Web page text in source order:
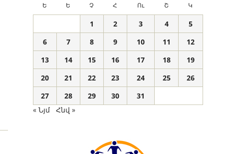
Ե Ե Չ Հ Ու Շ Կ
1 2 3 4
5
6
7 8 9 10 11
12
13
14 15 16 17 18
19
20
21 22 23 24 25
26
27
28 29 30
31
« Նյմ
Հնվ »